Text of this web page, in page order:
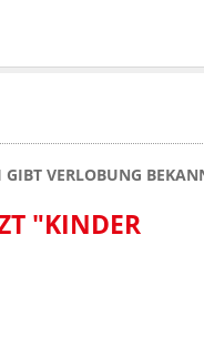
GIBT VERLOBUNG
"KINDER